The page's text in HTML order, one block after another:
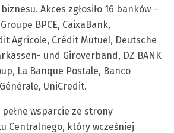
Akces zgłosiło 16 banków –
BPCE, CaixaBank,
Agricole, Crédit Mutuel, Deutsche
und Giroverband, DZ BANK
La Banque Postale, Banco
UniCredit.
wsparcie ze strony
Centralnego, który wcześniej